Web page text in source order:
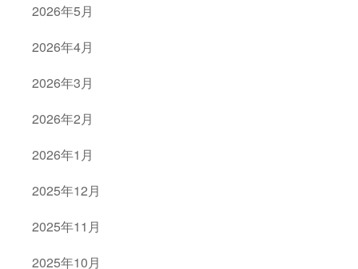
2026年5月
2026年4月
2026年3月
2026年2月
2026年1月
2025年12月
2025年11月
2025年10月